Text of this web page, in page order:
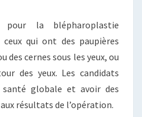
pour la blépharoplastie
qui ont des paupières
des cernes sous les yeux, ou
des yeux. Les candidats
globale et avoir des
résultats de l’opération.